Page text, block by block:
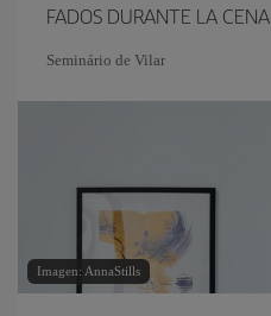
FADOS DURANTE LA CENA
Seminário de Vilar
Imagen: AnnaStills